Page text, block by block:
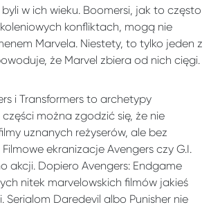
w ich wieku. Boomersi, jak to często
konfliktach, mogą nie
Marvela. Niestety, to tylko jeden z
że Marvel zbiera od nich cięgi.
i Transformers to archetypy
można zgodzić się, że nie
uznanych reżyserów, ale bez
Filmowe ekranizacje Avengers czy G.I.
akcji. Dopiero Avengers: Endgame
nitek marvelowskich filmów jakieś
Serialom Daredevil albo Punisher nie